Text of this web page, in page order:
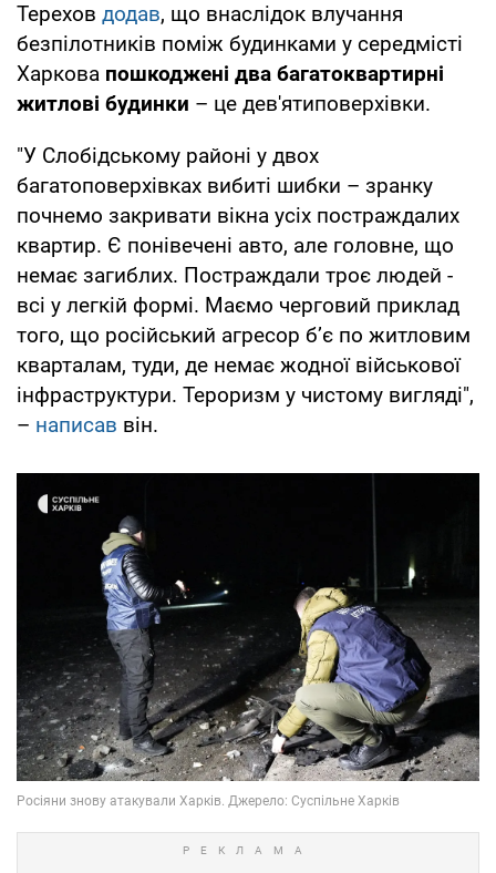
Терехов додав, що внаслідок влучання
безпілотників поміж будинками у середмісті
Харкова пошкоджені два багатоквартирні
житлові будинки – це дев'ятиповерхівки.
"У Слобідському районі у двох
багатоповерхівках вибиті шибки – зранку
почнемо закривати вікна усіх постраждалих
квартир. Є понівечені авто, але головне, що
немає загиблих. Постраждали троє людей -
всі у легкій формі. Маємо черговий приклад
того, що російський агресор бʼє по житловим
кварталам, туди, де немає жодної військової
інфраструктури. Тероризм у чистому вигляді",
– написав він.